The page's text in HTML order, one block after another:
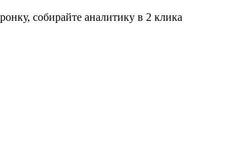
собирайте аналитику в 2 клика